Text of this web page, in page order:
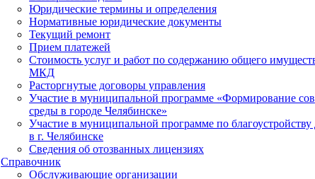
Юридические термины и определения
Нормативные юридические документы
Текущий ремонт
Прием платежей
Стоимость услуг и работ по содержанию общего
МКД
Расторгнутые договоры управления
Участие в муниципальной программе «Формирование
среды в городе Челябинске»
Участие в муниципальной программе по
в г. Челябинске
Сведения об отозванных лицензиях
Справочник
Обслуживающие организации